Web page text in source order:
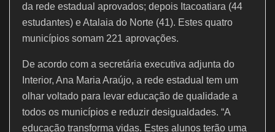
da rede estadual aprovados; depois Itacoatiara (44
estudantes) e Atalaia do Norte (41). Estes quatro
municípios somam 221 aprovações.
De acordo com a secretária executiva adjunta do
Interior, Ana Maria Araújo, a rede estadual tem um
olhar voltado para levar educação de qualidade a
todos os municípios e reduzir desigualdades. “A
educação transforma vidas. Estes alunos terão uma